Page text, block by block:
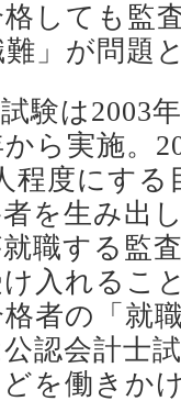
しても監
」が問題
験は2003
ら実施。
程度にする
を生み出
職する監
入れるこ
者の「就
認会計士
を働きか